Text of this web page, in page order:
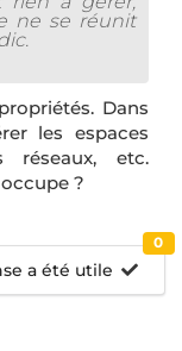
ne se réunit
Dans
les espaces
réseaux, etc.
?
a été utile
0